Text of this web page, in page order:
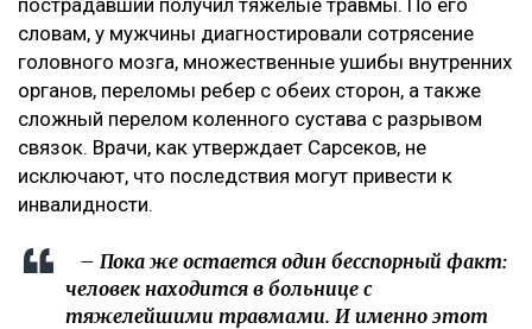
словам, у мужчины диагностировали сотрясение
головного мозга, множественные ушибы внутренних
органов, переломы ребер с обеих сторон, а также
сложный перелом коленного сустава с разрывом
связок. Врачи, как утверждает Сарсеков, не
исключают, что последствия могут привести к
инвалидности.
– Пока же остается один бесспорный факт:
человек находится в больнице с
тяжелейшими травмами. И именно этот